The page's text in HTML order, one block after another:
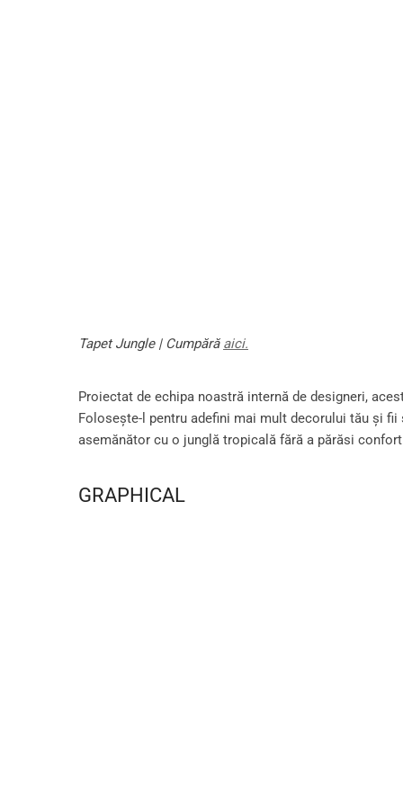
Tapet Jungle | Cumpără aici.
Proiectat de echipa noastră internă de designeri,
Folosește-l pentru adefini mai mult decorului tău și
asemănător cu o junglă tropicală fără a părăsi
GRAPHICAL